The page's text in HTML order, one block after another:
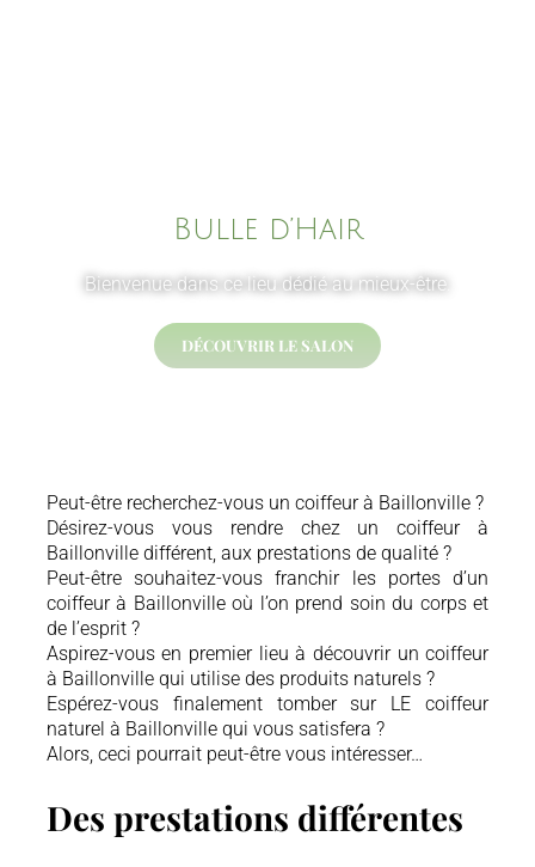
Bulle d’Hair
Bienvenue dans ce lieu dédié au mieux-être.
DÉCOUVRIR LE SALON
Peut-être recherchez-vous un coiffeur à Baillonville ?
Désirez-vous vous rendre chez un coiffeur à
Baillonville différent, aux prestations de qualité ?
Peut-être souhaitez-vous franchir les portes d’un
coiffeur à Baillonville où l’on prend soin du corps et
de l’esprit ?
Aspirez-vous en premier lieu à découvrir un coiffeur
à Baillonville qui utilise des produits naturels ?
Espérez-vous finalement tomber sur LE coiffeur
naturel à Baillonville qui vous satisfera ?
Alors, ceci pourrait peut-être vous intéresser…
Des prestations différentes